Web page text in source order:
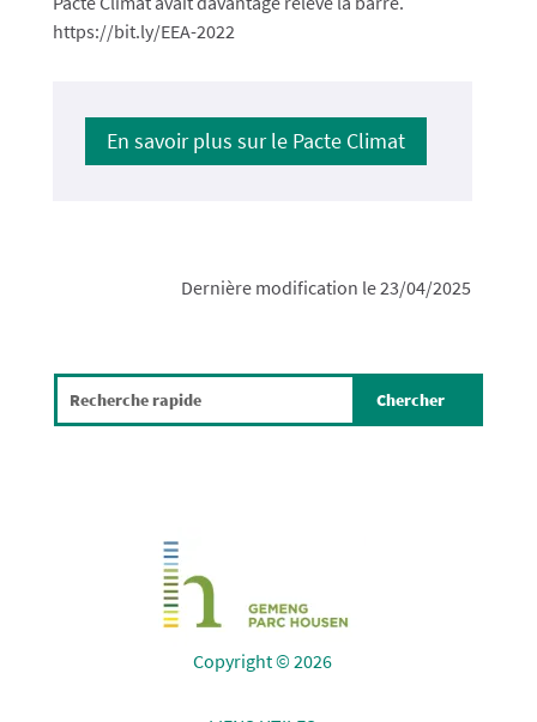
https://bit.ly/EEA-2022
En savoir plus sur le Pacte Climat
Dernière modification le 23/04/2025
Copyright © 2026